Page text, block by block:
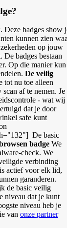
Deze badges show
kunnen zien
op jouw
badges bestaan
Op die manier kun
De veilig
tot nu toe alleen
af te nemen. Je
- wat wij
dat je door
safe kunt
De basic
badge We
check. We
verbinding
actief voor elk lid,
garanderen.
de basic veilig
niveau dat je kunt
niveau heb je
van onze partner